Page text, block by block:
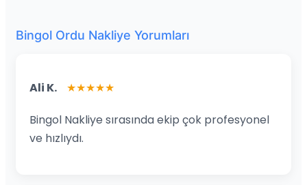
Bingol Ordu Nakliye Yorumları
Ali K. ★★★★★
Bingol Nakliye sırasında ekip çok profesyonel
ve hızlıydı.